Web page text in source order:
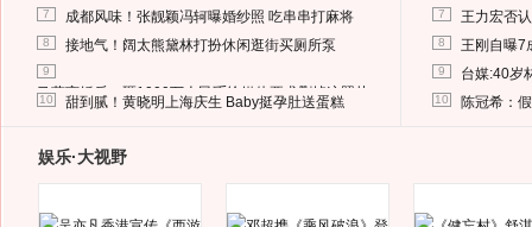
7 成都风味！张靓颖冯轲曝婚纱照 吃串串打麻将
8 接地气！阔太熊黛林打扮休闲逛街买厕所泵
9
马蓉离婚后，砸1000万人民币给媒体要求删掉这照片
10 甜到腻！黄晓明上海庆生 Baby挺孕肚送蛋糕
7 王力宏否
8 王刚自曝7
9 台媒:40岁
10 陈冠希：
娱乐·大视野